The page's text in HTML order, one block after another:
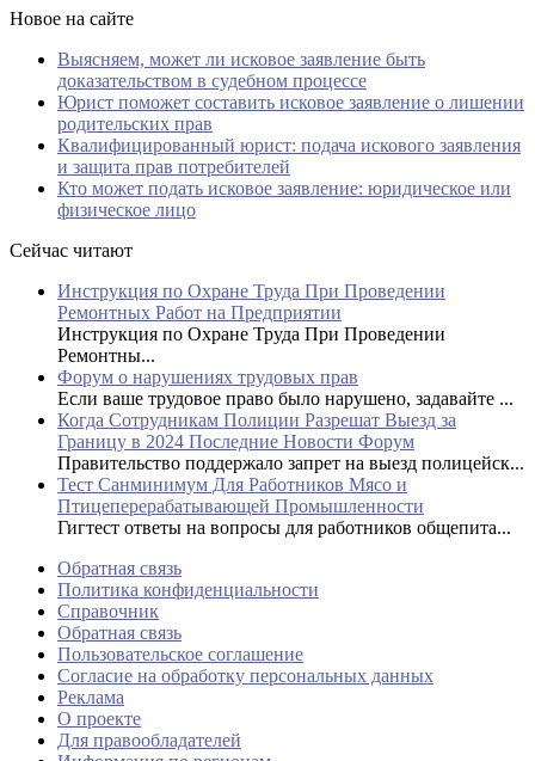
Новое на сайте
Выясняем, может ли исковое заявление быть
доказательством в судебном процессе
Юрист поможет составить исковое заявление о лишении
родительских прав
Квалифицированный юрист: подача искового заявления
и защита прав потребителей
Кто может подать исковое заявление: юридическое или
физическое лицо
Сейчас читают
Инструкция по Охране Труда При Проведении
Ремонтных Работ на Предприятии
Инструкция по Охране Труда При Проведении
Ремонтны...
Форум о нарушениях трудовых прав
Если ваше трудовое право было нарушено, задавайте ...
Когда Сотрудникам Полиции Разрешат Выезд за
Границу в 2024 Последние Новости Форум
Правительство поддержало запрет на выезд полицейск...
Тест Санминимум Для Работников Мясо и
Птицеперерабатывающей Промышленности
Гигтест ответы на вопросы для работников общепита...
Обратная связь
Политика конфиденциальности
Справочник
Обратная связь
Пользовательское соглашение
Согласие на обработку персональных данных
Реклама
О проекте
Для правообладателей